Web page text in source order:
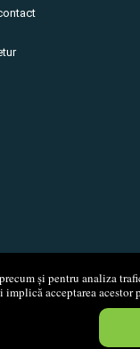
și pentru analiza
acceptarea
S.C. M.G. Net